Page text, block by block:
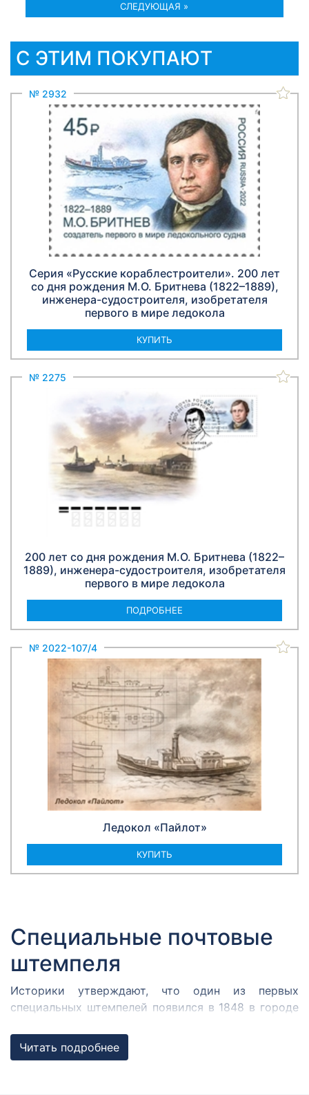
СЛЕДУЮЩАЯ »
С ЭТИМ ПОКУПАЮТ
№ 2932
Серия «Русские кораблестроители». 200 лет
со дня рождения М.О. Бритнева (1822–1889),
инженера-судостроителя, изобретателя
первого в мире ледокола
КУПИТЬ
№ 2275
200 лет со дня рождения М.О. Бритнева (1822–
1889), инженера-судостроителя, изобретателя
первого в мире ледокола
ПОДРОБНЕЕ
№ 2022-107/4
Ледокол «Пайлот»
КУПИТЬ
Специальные почтовые
штемпеля
Историки утверждают, что один из первых
специальных штемпелей появился в 1848 в городе
собрался Кромержижский парламент.
Парламентарии решили отметить его работу
Читать подробнее